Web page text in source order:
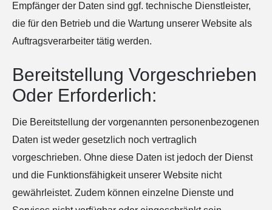
Empfänger der Daten sind ggf. technische Dienstleister,
die für den Betrieb und die Wartung unserer Website als
Auftragsverarbeiter tätig werden.
Bereitstellung Vorgeschrieben
Oder Erforderlich:
Die Bereitstellung der vorgenannten personenbezogenen
Daten ist weder gesetzlich noch vertraglich
vorgeschrieben. Ohne diese Daten ist jedoch der Dienst
und die Funktionsfähigkeit unserer Website nicht
gewährleistet. Zudem können einzelne Dienste und